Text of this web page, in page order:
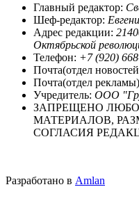
Главный редактор:
Шеф-редактор:
Адрес редакции:
Октябрьской
Телефон: +7 (920)
Почта(отдел
Почта(отдел
Учредитель: ООО
ЗАПРЕЩЕНО
МАТЕРИАЛОВ,
СОГЛАСИЯ
Разработано в Amlan